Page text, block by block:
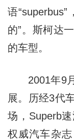
语
的”。斯柯达
的车型。
2001年9月
展。历经3代
场，Superb
权威汽车杂